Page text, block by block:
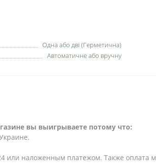
Одна або дві (Герметична)
Автоматичне або вручну
вы выигрываете потому что:
или наложенным платежом. Также оплата